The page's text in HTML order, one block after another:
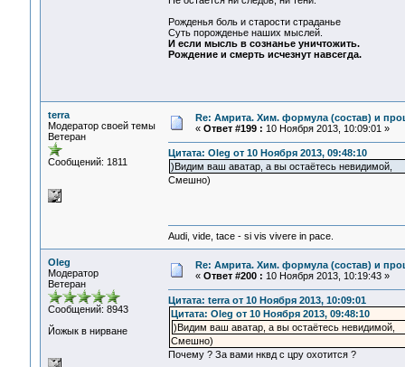
Рожденья боль и старости страданье
Суть порожденье наших мыслей.
И если мысль в сознанье уничтожить.
Рождение и смерть исчезнут навсегда.
terra
Модератор своей темы
Ветеран
Сообщений: 1811
Re: Амрита. Хим. формула (состав) и
« Ответ #199 : 10 Ноября 2013, 10:09:01 »
Цитата: Oleg от 10 Ноября 2013, 09:48:10
)Видим ваш аватар, а вы остаётесь невидимой,
Смешно)
Audi, vide, tace - si vis vivere in pace.
Oleg
Модератор
Ветеран
Сообщений: 8943
Йожык в нирване
Re: Амрита. Хим. формула (состав) и
« Ответ #200 : 10 Ноября 2013, 10:19:43 »
Цитата: terra от 10 Ноября 2013, 10:09:01
Цитата: Oleg от 10 Ноября 2013, 09:48:10
)Видим ваш аватар, а вы остаётесь невидимой,
Смешно)
Почему ? За вами нквд с цру охотится ?